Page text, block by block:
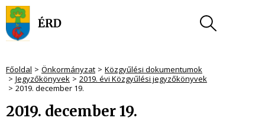
Főoldal Önkormányzat
Közgyűlési dokumentumok
Jegyzőkönyvek
2019. évi Közgyűlési jegyzőkönyvek
2019. december 19.
2019. december 19.